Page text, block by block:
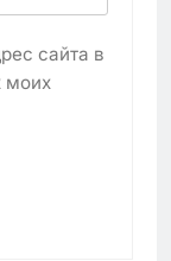
сайта в
моих